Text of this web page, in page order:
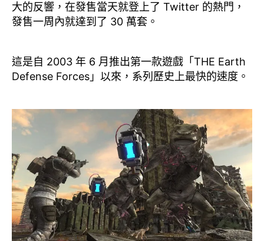
大的反響，在發售當天就登上了 Twitter 的熱門，
發售一周內就達到了 30 萬套。
這是自 2003 年 6 月推出第一款遊戲「THE Earth
Defense Forces」以來，系列歷史上最快的速度。